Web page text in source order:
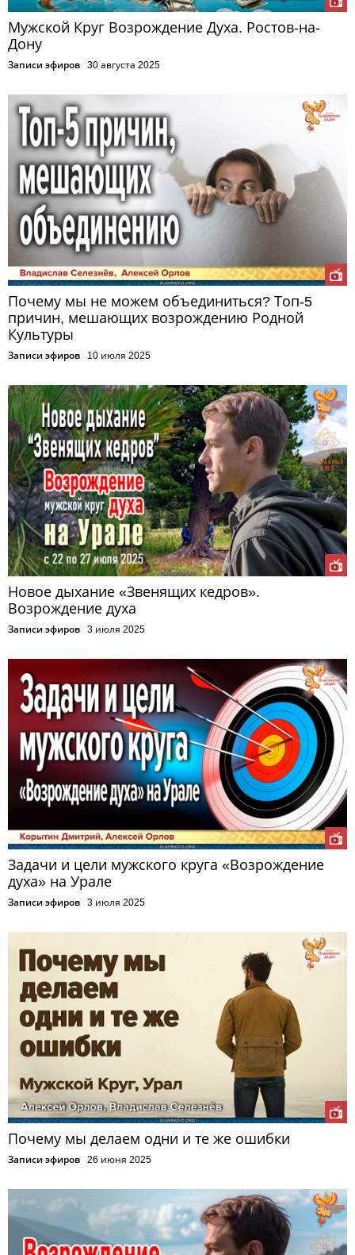
Мужской Круг Возрождение Духа. Ростов-на-
Дону
Записи эфиров 30 августа 2025
Почему мы не можем объединиться? Топ-5
причин, мешающих возрождению Родной
Культуры
Записи эфиров 10 июля 2025
Новое дыхание «Звенящих кедров».
Возрождение духа
Записи эфиров 3 июля 2025
Задачи и цели мужского круга «Возрождение
духа» на Урале
Записи эфиров 3 июля 2025
Почему мы делаем одни и те же ошибки
Записи эфиров 26 июня 2025